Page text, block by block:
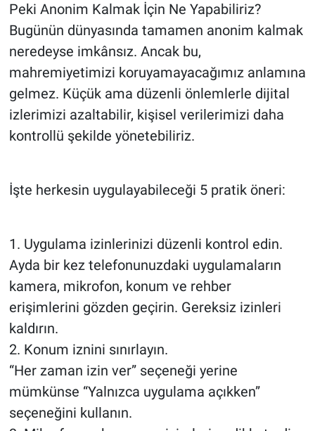
Peki Anonim Kalmak İçin Ne Yapabiliriz?
Bugünün dünyasında tamamen anonim kalmak
neredeyse imkânsız. Ancak bu,
mahremiyetimizi koruyamayacağımız anlamına
gelmez. Küçük ama düzenli önlemlerle dijital
izlerimizi azaltabilir, kişisel verilerimizi daha
kontrollü şekilde yönetebiliriz.
İşte herkesin uygulayabileceği 5 pratik öneri:
1. Uygulama izinlerinizi düzenli kontrol edin.
Ayda bir kez telefonunuzdaki uygulamaların
kamera, mikrofon, konum ve rehber
erişimlerini gözden geçirin. Gereksiz izinleri
kaldırın.
2. Konum iznini sınırlayın.
“Her zaman izin ver” seçeneği yerine
mümkünse “Yalnızca uygulama açıkken”
seçeneğini kullanın.